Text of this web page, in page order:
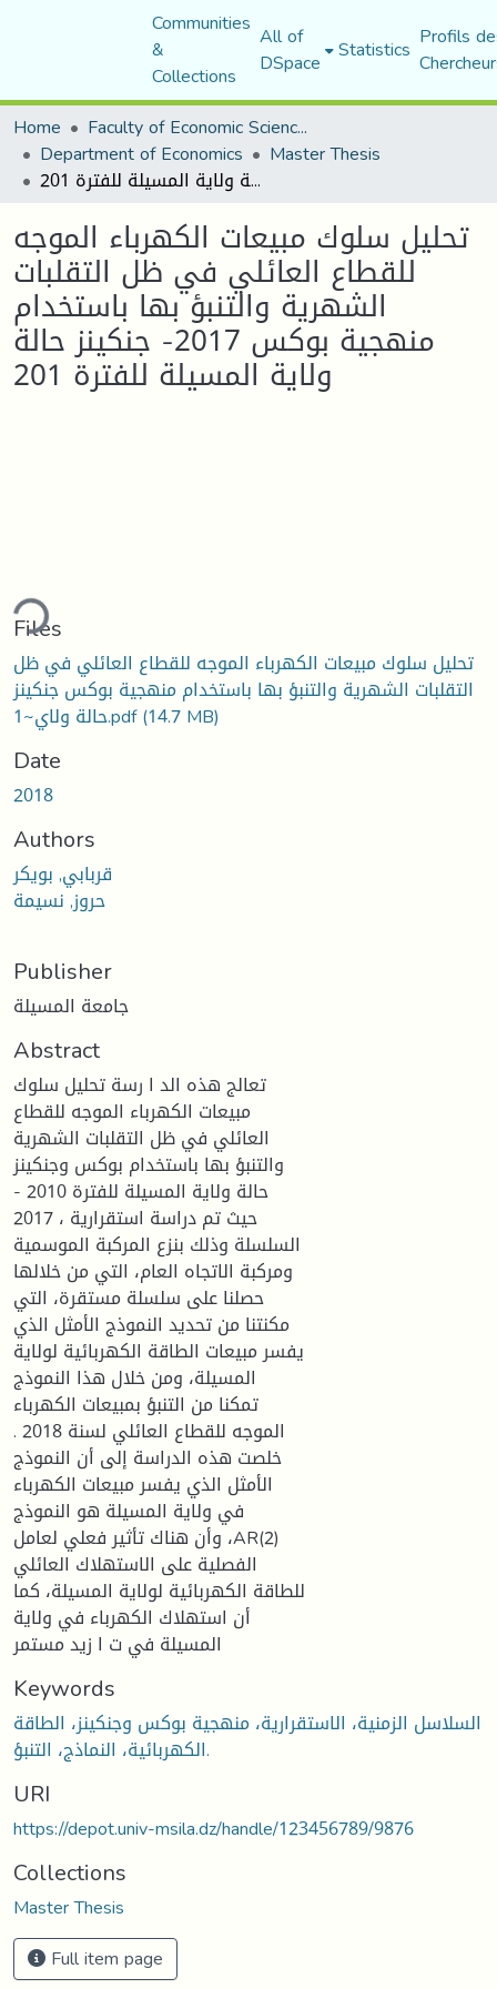
Communities
&
Collections
All of
DSpace Statistics Profils
Home
Faculty of Economic Sciences, Commerce and Management Sciences
Department of Economics Master Thesis
تحليل سلوك مبيعات الكهرباء الموجه للقطاع العائلي في ظل التقلبات الشهرية والتنبؤ بها باستخدام منهجية بوكس 2017- جنكينز حالة ولاية المسيلة للفترة 201
تحليل سلوك مبيعات الكهرباء الموجه
للقطاع العائلي في ظل التقلبات
الشهرية والتنبؤ بها باستخدام
منهجية بوكس 2017- جنكينز حالة
ولاية المسيلة للفترة 201
Files
تحليل سلوك مبيعات الكهرباء الموجه للقطاع العائلي في ظل
التقلبات الشهرية والتنبؤ بها باستخدام منهجية بوكس جنكينز
حالة ولاي~1.pdf(14.7 MB)
Date
2018
Authors
قربابي, بويكر
حروز, نسيمة
Publisher
جامعة المسيلة
Abstract
تعالج هذه الد ا رسة تحليل سلوك
مبيعات الكهرباء الموجه للقطاع
العائلي في ظل التقلبات الشهرية
والتنبؤ بها باستخدام بوكس وجنكينز
- حالة ولاية المسيلة للفترة 2010
2017 ، حيث تم دراسة استقرارية
السلسلة وذلك بنزع المركبة الموسمية
ومركبة الاتجاه العام، التي من خلالها
حصلنا على سلسلة مستقرة، التي
مكنتنا من تحديد النموذج الأمثل الذي
يفسر مبيعات الطاقة الكهربائية لولاية
المسيلة، ومن خلال هذا النموذج
تمكنا من التنبؤ بمبيعات الكهرباء
. الموجه للقطاع العائلي لسنة 2018
خلصت هذه الدراسة إلى أن النموذج
الأمثل الذي يفسر مبيعات الكهرباء
في ولاية المسيلة هو النموذج
وأن هناك تأثير فعلي لعامل ،AR(2)
الفصلية على الاستهلاك العائلي
للطاقة الكهربائية لولاية المسيلة، كما
أن استهلاك الكهرباء في ولاية
المسيلة في ت ا زيد مستمر
Keywords
السلاسل الزمنية، الاستقرارية، منهجية بوكس وجنكينز، الطاقة
الكهربائية، النماذج، التنبؤ.
URI
https://depot.univ-msila.dz/handle/123456789/9876
Collections
Master Thesis
Full item page